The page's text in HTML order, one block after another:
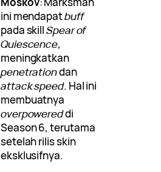
ini mendapatbuff
pada skillSpear of
Quiescence,
meningkatkan
penetrationdan
attack speed. Hal ini
membuatnya
overpowereddi
Season 6, terutama
setelah rilis skin
eksklusifnya.